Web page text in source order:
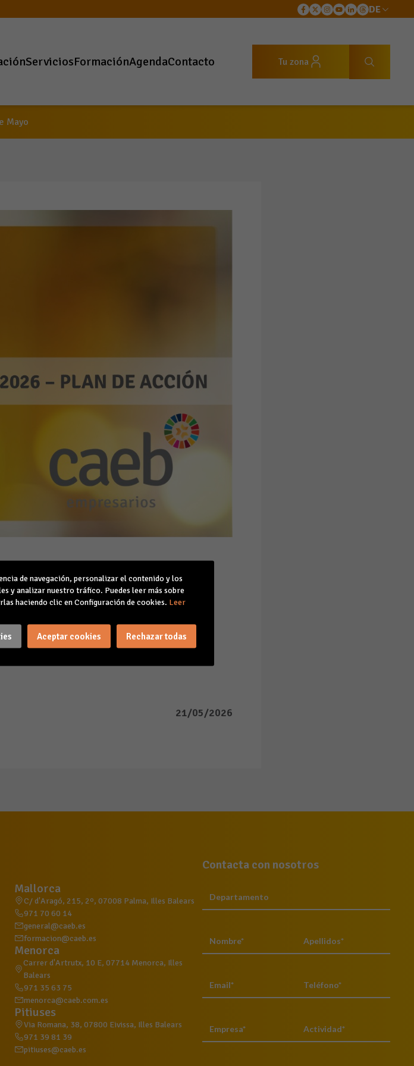
DE
ServiciosFormaciónAgendaContacto Tu zona
Mayo
Objetivos 2026
de Mayo
AÑO 2026
21/05/2026
Mallorca
C/ d'Aragó, 215, 2º, 07008 Palma, Illes Balears
971 70 60 14
general@caeb.es
formacion@caeb.es
Menorca
Carrer d'Artrutx, 10 E, 07714 Menorca, Illes
Balears
971 35 63 75
menorca@caeb.com.es
Pitiuses
Via Romana, 38, 07800 Eivissa, Illes Balears
971 39 81 39
pitiuses@caeb.es
Contacta con nosotros
de navegación, personalizar el contenido y los
y analizar nuestro tráfico. Puedes leer más sobre
haciendo clic en Configuración de cookies. Leer
Aceptar cookies Rechazar todas